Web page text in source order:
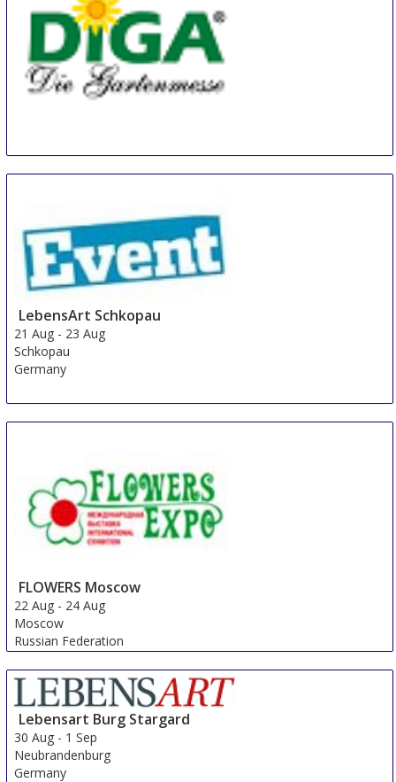
LebensArt Schkopau
21 Aug - 23 Aug
Schkopau
Germany
FLOWERS Moscow
22 Aug - 24 Aug
Moscow
Russian Federation
Lebensart Burg Stargard
30 Aug - 1 Sep
Neubrandenburg
Germany